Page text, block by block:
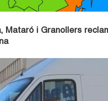
Mataró i Granollers